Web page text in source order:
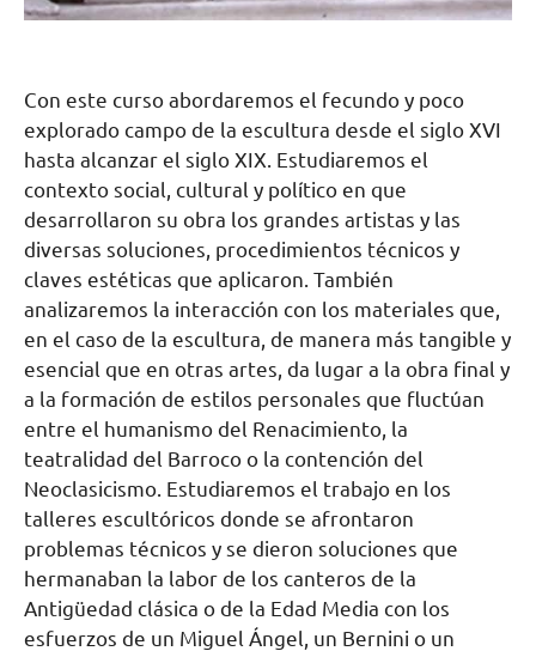
Con este curso abordaremos el fecundo y poco
explorado campo de la escultura desde el siglo XVI
hasta alcanzar el siglo XIX. Estudiaremos el
contexto social, cultural y político en que
desarrollaron su obra los grandes artistas y las
diversas soluciones, procedimientos técnicos y
claves estéticas que aplicaron. También
analizaremos la interacción con los materiales que,
en el caso de la escultura, de manera más tangible y
esencial que en otras artes, da lugar a la obra final y
a la formación de estilos personales que fluctúan
entre el humanismo del Renacimiento, la
teatralidad del Barroco o la contención del
Neoclasicismo. Estudiaremos el trabajo en los
talleres escultóricos donde se afrontaron
problemas técnicos y se dieron soluciones que
hermanaban la labor de los canteros de la
Antigüedad clásica o de la Edad Media con los
esfuerzos de un Miguel Ángel, un Bernini o un